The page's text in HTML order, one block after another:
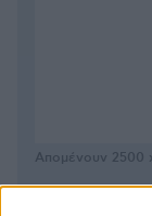
Απομένουν 2500